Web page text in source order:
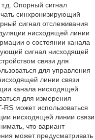
Опорный сигнал
синхронизирующий
сигнал отслеживания
нисходящей линии
о состоянии канала
сигнал нисходящей
связи для
для управления
линии связи
канала нисходящей
для измерения
может использоваться
нисходящей линии связи
что вариант
может предусматривать